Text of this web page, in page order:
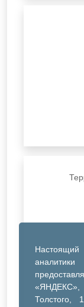
Настоящий
«ЯНДЕКС»,
Толстого,